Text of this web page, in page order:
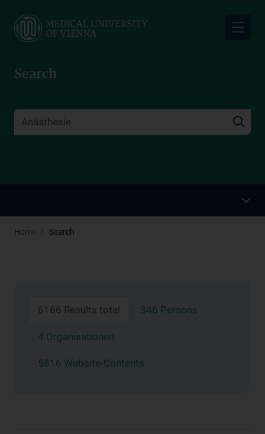
main
Search
Home Search
6166 Results total 346 Persons
4 Organisationen
5816 Website-Contents